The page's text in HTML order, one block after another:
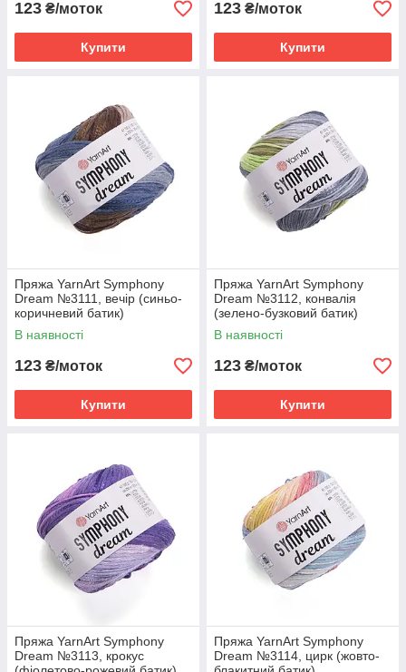
123 ₴/моток
Купити
123 ₴/моток
Купити
Пряжа YarnArt Symphony
Dream №3111, вечір (синьо-
коричневий батик)
В наявності
123 ₴/моток
Купити
Пряжа YarnArt Symphony
Dream №3112, конвалія
(зелено-бузковий батик)
В наявності
123 ₴/моток
Купити
Пряжа YarnArt Symphony
Dream №3113, крокус
Пряжа YarnArt Symphony
Dream №3114, цирк (жовто-